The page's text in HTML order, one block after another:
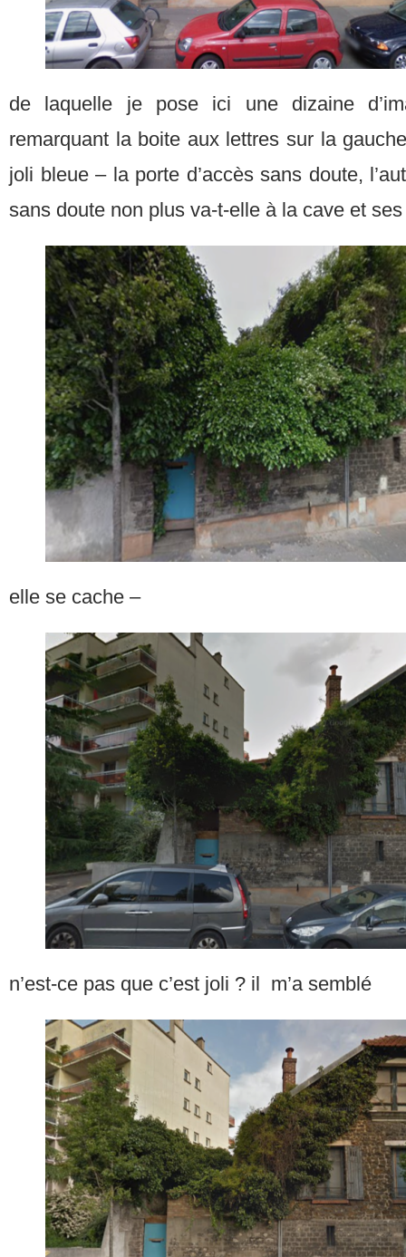
de laquelle je pose ici une dizaine
remarquant la boite aux lettres sur la
joli bleue – la porte d’accès sans doute,
sans doute non plus va-t-elle à la cave et
elle se cache –
n’est-ce pas que c’est joli ? il m’a semblé